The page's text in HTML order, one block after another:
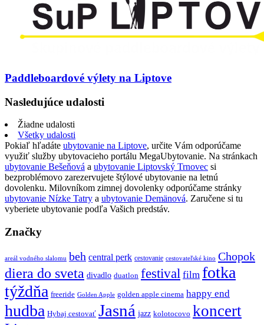
Paddleboardové výlety na Liptove
Nasledujúce udalosti
Žiadne udalosti
Všetky udalosti
Pokiaľ hľadáte ubytovanie na Liptove, určite Vám odporúčame
využiť služby ubytovacieho portálu MegaUbytovanie. Na stránkach
ubytovanie Bešeňová a ubytovanie Liptovský Trnovec si
bezproblémovo zarezervujete štýlové ubytovanie na letnú
dovolenku. Milovníkom zimnej dovolenky odporúčame stránky
ubytovanie Nízke Tatry a ubytovanie Demänová. Zaručene si tu
vyberiete ubytovanie podľa Vašich predstáv.
Značky
areál vodného slalomu beh central perk cestovanie cestovateľské kino Chopok
diera do sveta divadlo duatlon festival film fotka
týždňa freeride Golden Apple golden apple cinema happy end
hudba Hybaj cestovať Jasná jazz kolotocovo koncert